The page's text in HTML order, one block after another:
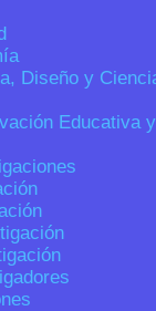
Diseño y
Educativa